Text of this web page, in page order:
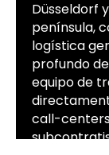
Düsseldorf
península,
logística
profundo
equipo de
call-